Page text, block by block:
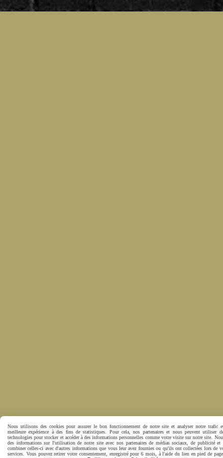
Nous utilisons des cookies pour assurer le bon fonctionnement de notre site et analyser notre trafic
meilleure expérience à des fins de statistiques. Pour cela, nos partenaires et nous peuvent utiliser
technologies pour stocker et accéder à des informations personnelles comme votre visite sur notre site.
des informations sur l'utilisation de notre site avec nos partenaires de médias sociaux, de publicité et
combiner celles-ci avec d'autres informations que vous leur avez fournies ou qu'ils ont collectées lors de
services. Vous pouvez retirer votre consentement, enregistré pour 6 mois, à l'aide du lien en pied de